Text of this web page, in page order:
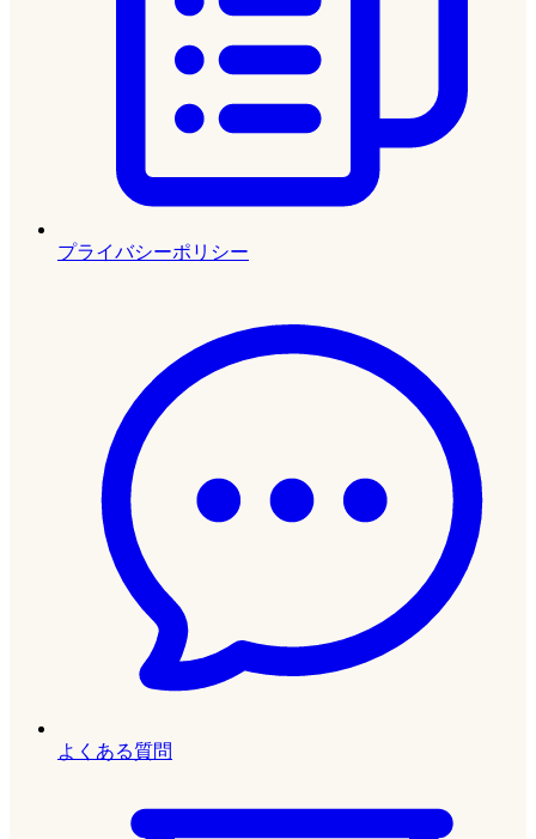
プライバシーポリシー
よくある質問